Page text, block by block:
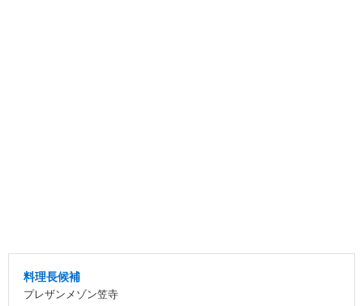
料理長候補
プレザンメゾン笠寺